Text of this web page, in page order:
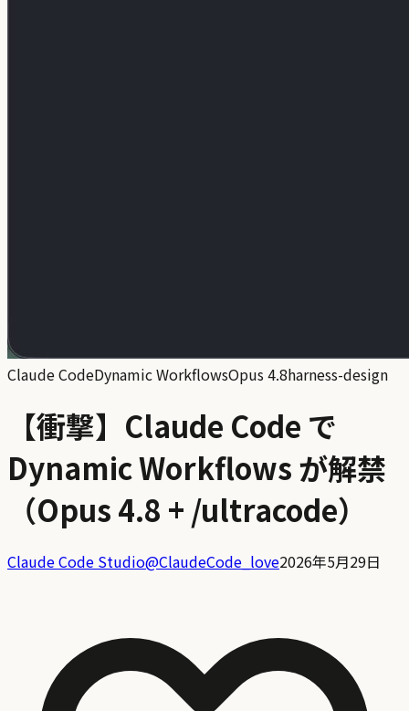
Claude CodeDynamic WorkflowsOpus 4.8harness-design
【衝撃】Claude Code で
Dynamic Workflows が解禁
（Opus 4.8 + /ultracode）
Claude Code Studio@ClaudeCode_love2026年5月29日